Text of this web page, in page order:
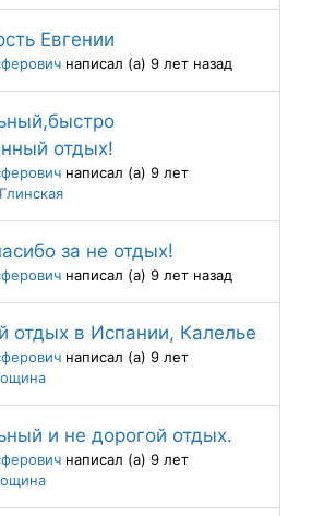
Евгении
написал (а) 9 лет назад
отдых!
написал (а) 9 лет
за не отдых!
написал (а) 9 лет назад
отдых в Испании, Калелье
написал (а) 9 лет
и не дорогой отдых.
написал (а) 9 лет